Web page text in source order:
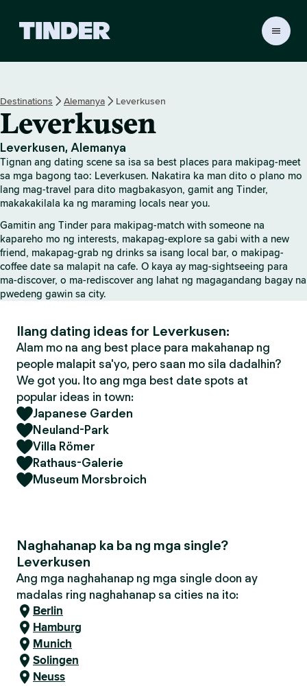
r
H
o
m
e
Destinations Alemanya Leverkusen
Leverkusen
Leverkusen, Alemanya
Tignan ang dating scene sa isa sa best places para makipag-meet
sa mga bagong tao: Leverkusen. Nakatira ka man dito o plano mo
lang mag-travel para dito magbakasyon, gamit ang Tinder,
makakakilala ka ng maraming locals near you.
Gamitin ang Tinder para makipag-match with someone na
kapareho mo ng interests, makapag-explore sa gabi with a new
friend, makapag-grab ng drinks sa isang local bar, o makipag-
coffee date sa malapit na cafe. O kaya ay mag-sightseeing para
ma-discover, o ma-rediscover ang lahat ng magagandang bagay na
pwedeng gawin sa city.
Ilang dating ideas for Leverkusen:
Alam mo na ang best place para makahanap ng
people malapit sa'yo, pero saan mo sila dadalhin?
We got you. Ito ang mga best date spots at
popular ideas in town:
Japanese Garden
Neuland-Park
Villa Römer
Rathaus-Galerie
Museum Morsbroich
Naghahanap ka ba ng mga single?
Leverkusen
Ang mga naghahanap ng mga single doon ay
madalas ring naghahanap sa cities na ito:
Berlin
Hamburg
Munich
Solingen
Neuss